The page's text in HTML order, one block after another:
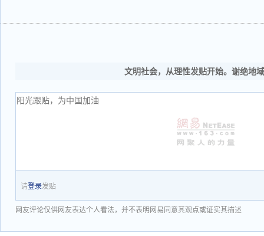
文明社会，从理性发贴开始。谢绝地
请登录发贴
网友评论仅供网友表达个人看法，并不表明网易同意其观点或证实其描述